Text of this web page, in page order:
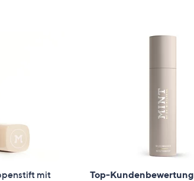
mit
Top-Kundenbewertung